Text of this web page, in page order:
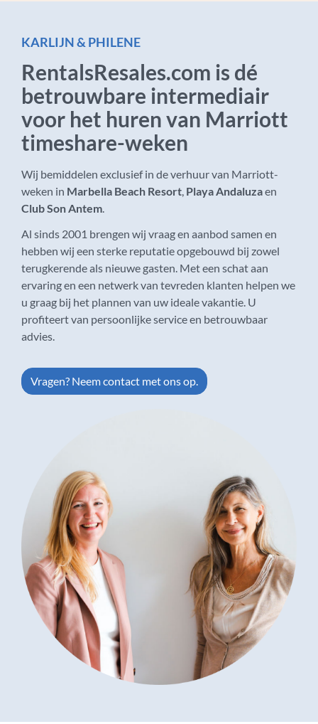
KARLIJN & PHILENE
RentalsResales.com is dé
betrouwbare intermediair
voor het huren van Marriott
timeshare-weken
Wij bemiddelen exclusief in de verhuur van Marriott-
weken in Marbella Beach Resort Playa Andaluzaen
Club Son Antem
Al sinds 2001 brengen wij vraag en aanbod samen en
hebben wij een sterke reputatie opgebouwd bij zowel
terugkerende als nieuwe gasten. Met een schat aan
ervaring en een netwerk van tevreden klanten helpen we
u graag bij het plannen van uw ideale vakantie. U
profiteert van persoonlijke service en betrouwbaar
advies.
Vragen? Neem contact met ons op.